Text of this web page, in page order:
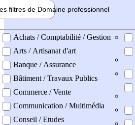
filtres de Domaine professionnel
professionel
Achats / Comptabilité / Gestion
Arts / Artisanat d'art
Banque / Assurance
Bâtiment / Travaux Publics
Commerce / Vente
Communication / Multimédia
Conseil / Etudes